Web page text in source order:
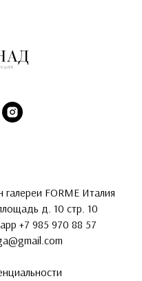
FORME Италия
д. 10 стр. 10
+7 985 970 88 57